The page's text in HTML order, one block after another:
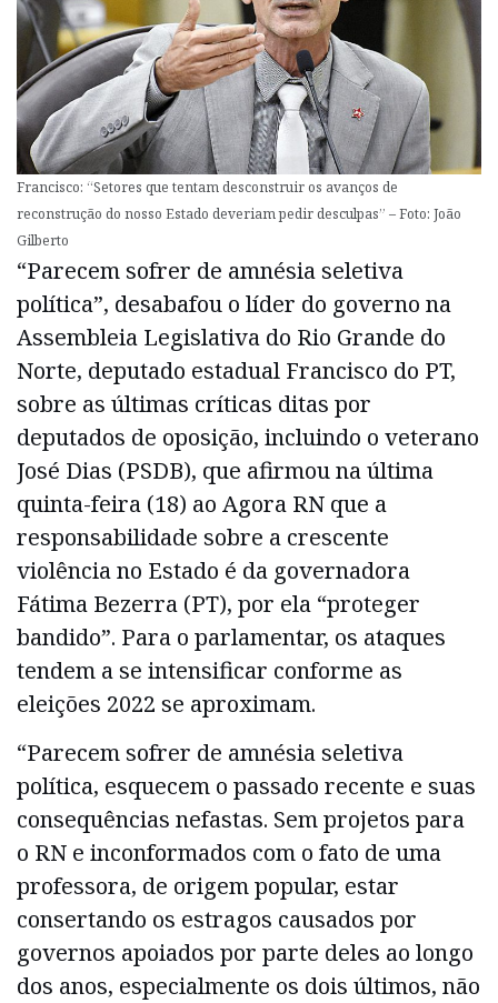
Francisco: “Setores que tentam desconstruir os avanços de
reconstrução do nosso Estado deveriam pedir desculpas” – Foto: João
Gilberto
“Parecem sofrer de amnésia seletiva
política”, desabafou o líder do governo na
Assembleia Legislativa do Rio Grande do
Norte, deputado estadual Francisco do PT,
sobre as últimas críticas ditas por
deputados de oposição, incluindo o veterano
José Dias (PSDB), que afirmou na última
quinta-feira (18) ao Agora RN que a
responsabilidade sobre a crescente
violência no Estado é da governadora
Fátima Bezerra (PT), por ela “proteger
bandido”. Para o parlamentar, os ataques
tendem a se intensificar conforme as
eleições 2022 se aproximam.
“Parecem sofrer de amnésia seletiva
política, esquecem o passado recente e suas
consequências nefastas. Sem projetos para
o RN e inconformados com o fato de uma
professora, de origem popular, estar
consertando os estragos causados por
governos apoiados por parte deles ao longo
dos anos, especialmente os dois últimos, não